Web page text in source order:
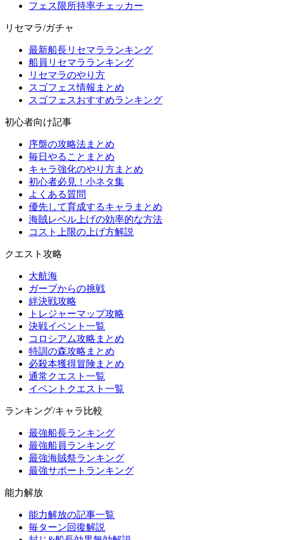
フェス限所持率チェッカー
リセマラ/ガチャ
最新船長リセマラランキング
船員リセマラランキング
リセマラのやり方
スゴフェス情報まとめ
スゴフェスおすすめランキング
初心者向け記事
序盤の攻略法まとめ
毎日やることまとめ
キャラ強化のやり方まとめ
初心者必見！小ネタ集
よくある質問
優先して育成するキャラまとめ
海賊レベル上げの効率的な方法
コスト上限の上げ方解説
クエスト攻略
大航海
ガープからの挑戦
絆決戦攻略
トレジャーマップ攻略
決戦イベント一覧
コロシアム攻略まとめ
特訓の森攻略まとめ
必殺本獲得冒険まとめ
通常クエスト一覧
イベントクエスト一覧
ランキング/キャラ比較
最強船長ランキング
最強船員ランキング
最強海賊祭ランキング
最強サポートランキング
能力解放
能力解放の記事一覧
毎ターン回復解説